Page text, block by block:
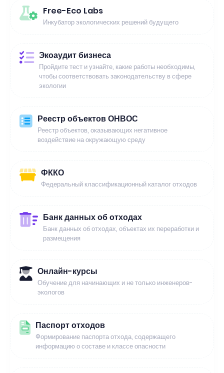
Free-Eco Labs
Инкубатор экологических решений будущего
Экоаудит бизнеса
Пройдите тест и узнайте, какие работы необходимы,
чтобы соответствовать законодательству в сфере
экологии
Реестр объектов ОНВОС
Реестр объектов, оказывающих негативное
воздействие на окружающую среду
ФККО
Федеральный классификационный каталог отходов
Банк данных об отходах
Банк данных об отходах, объектах их переработки и
размещения
Онлайн-курсы
Обучение для начинающих и не только инженеров-
экологов
Паспорт отходов
Формирование паспорта отхода, содержащего
информацию о составе и классе опасности